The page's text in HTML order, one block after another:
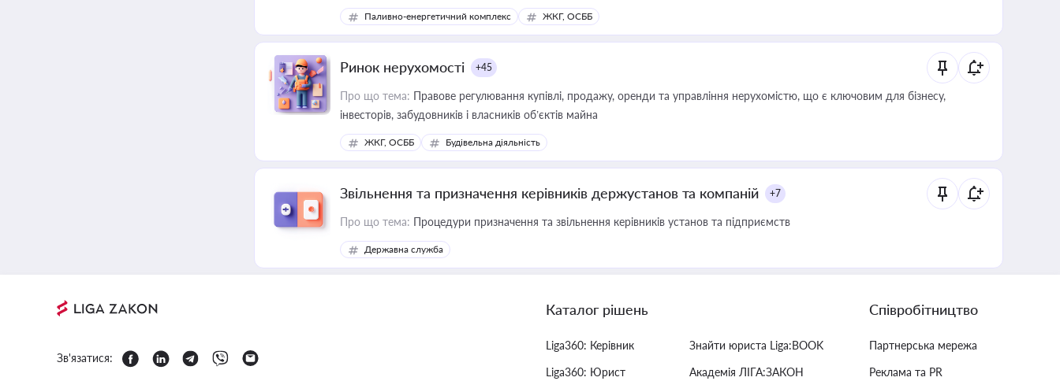
стимулювання розвитку відновлюваних джерел
Паливно-енергетичний комплекс ЖКГ, ОСББ
Ринок нерухомості +45
Про що тема: Правове регулювання купівлі, продажу, оренди та управління нерухомістю, що є ключовим для бізнесу,
інвесторів, забудовників і власників об’єктів майна
ЖКГ, ОСББ Будівельна діяльність
Звільнення та призначення керівників держустанов та компаній +7
Про що тема: Процедури призначення та звільнення керівників установ та підприємств
Державна служба
Зв'язатися:
Каталог рішень
Liga360: Керівник
Liga360: Юрист
Знайти юриста Liga:BOOK
Академія ЛІГА:ЗАКОН
Співробітництво
Партнерська мережа
Реклама та PR